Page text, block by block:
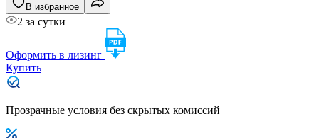
В избранное
2 за сутки
Оформить в лизинг
Купить
Прозрачные условия без скрытых комиссий